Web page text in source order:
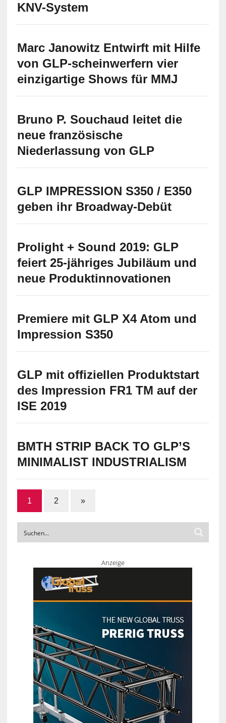
KNV-System
Marc Janowitz Entwirft mit Hilfe
von GLP-scheinwerfern vier
einzigartige Shows für MMJ
Bruno P. Souchaud leitet die
neue französische
Niederlassung von GLP
GLP IMPRESSION S350 / E350
geben ihr Broadway-Debüt
Prolight + Sound 2019: GLP
feiert 25-jähriges Jubiläum und
neue Produktinnovationen
Premiere mit GLP X4 Atom und
Impression S350
GLP mit offiziellen Produktstart
des Impression FR1 TM auf der
ISE 2019
BMTH STRIP BACK TO GLP’S
MINIMALIST INDUSTRIALISM
1 2 »
Anzeige